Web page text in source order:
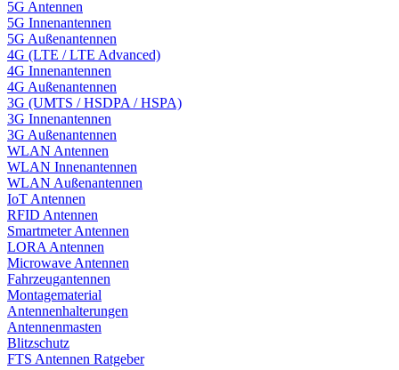
5G Antennen
5G Innenantennen
5G Außenantennen
4G (LTE / LTE Advanced)
4G Innenantennen
4G Außenantennen
3G (UMTS / HSDPA / HSPA)
3G Innenantennen
3G Außenantennen
WLAN Antennen
WLAN Innenantennen
WLAN Außenantennen
IoT Antennen
RFID Antennen
Smartmeter Antennen
LORA Antennen
Microwave Antennen
Fahrzeugantennen
Montagematerial
Antennenhalterungen
Antennenmasten
Blitzschutz
FTS Antennen Ratgeber